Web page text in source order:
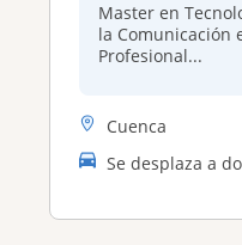
Master en
la Comunicación
Profesional...
Cuenca
Se desplaza a